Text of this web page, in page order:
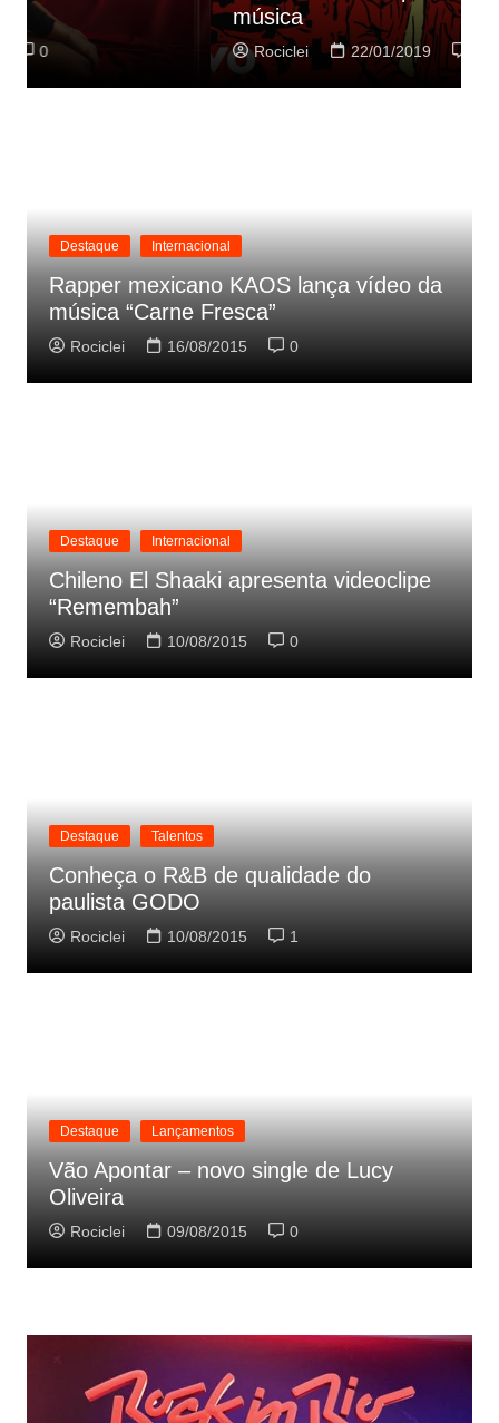
música
Rociclei 22/01/2019 0
Destaque Internacional
Rapper mexicano KAOS lança vídeo da
música “Carne Fresca”
Rociclei 16/08/2015 0
Destaque Internacional
Chileno El Shaaki apresenta videoclipe
“Remembah”
Rociclei 10/08/2015 0
Destaque Talentos
Conheça o R&B de qualidade do
paulista GODO
Rociclei 10/08/2015 1
Destaque Lançamentos
Vão Apontar – novo single de Lucy
Oliveira
Rociclei 09/08/2015 0